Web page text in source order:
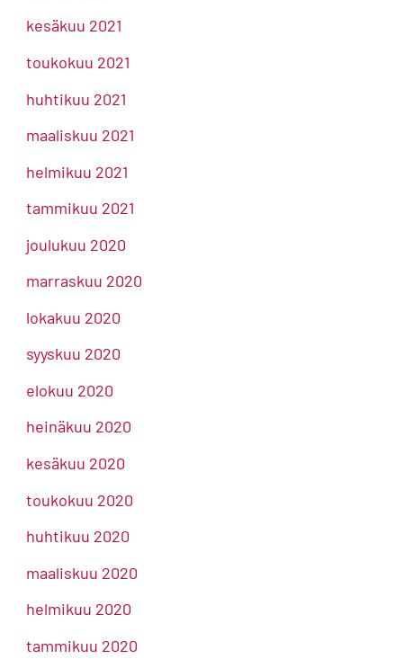
kesäkuu 2021
toukokuu 2021
huhtikuu 2021
maaliskuu 2021
helmikuu 2021
tammikuu 2021
joulukuu 2020
marraskuu 2020
lokakuu 2020
syyskuu 2020
elokuu 2020
heinäkuu 2020
kesäkuu 2020
toukokuu 2020
huhtikuu 2020
maaliskuu 2020
helmikuu 2020
tammikuu 2020